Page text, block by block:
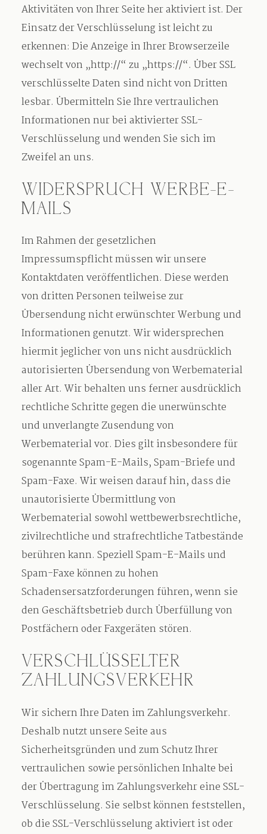
Aktivitäten von Ihrer Seite her aktiviert ist. Der
Einsatz der Verschlüsselung ist leicht zu
erkennen: Die Anzeige in Ihrer Browserzeile
wechselt von „http://“ zu „https://“. Über SSL
verschlüsselte Daten sind nicht von Dritten
lesbar. Übermitteln Sie Ihre vertraulichen
Informationen nur bei aktivierter SSL-
Verschlüsselung und wenden Sie sich im
Zweifel an uns.
WIDERSPRUCH WERBE-E-
MAILS
Im Rahmen der gesetzlichen
Impressumspflicht müssen wir unsere
Kontaktdaten veröffentlichen. Diese werden
von dritten Personen teilweise zur
Übersendung nicht erwünschter Werbung und
Informationen genutzt. Wir widersprechen
hiermit jeglicher von uns nicht ausdrücklich
autorisierten Übersendung von Werbematerial
aller Art. Wir behalten uns ferner ausdrücklich
rechtliche Schritte gegen die unerwünschte
und unverlangte Zusendung von
Werbematerial vor. Dies gilt insbesondere für
sogenannte Spam-E-Mails, Spam-Briefe und
Spam-Faxe. Wir weisen darauf hin, dass die
unautorisierte Übermittlung von
Werbematerial sowohl wettbewerbsrechtliche,
zivilrechtliche und strafrechtliche Tatbestände
berühren kann. Speziell Spam-E-Mails und
Spam-Faxe können zu hohen
Schadensersatzforderungen führen, wenn sie
den Geschäftsbetrieb durch Überfüllung von
Postfächern oder Faxgeräten stören.
VERSCHLÜSSELTER
ZAHLUNGSVERKEHR
Wir sichern Ihre Daten im Zahlungsverkehr.
Deshalb nutzt unsere Seite aus
Sicherheitsgründen und zum Schutz Ihrer
vertraulichen sowie persönlichen Inhalte bei
der Übertragung im Zahlungsverkehr eine SSL-
Verschlüsselung. Sie selbst können feststellen,
ob die SSL-Verschlüsselung aktiviert ist oder